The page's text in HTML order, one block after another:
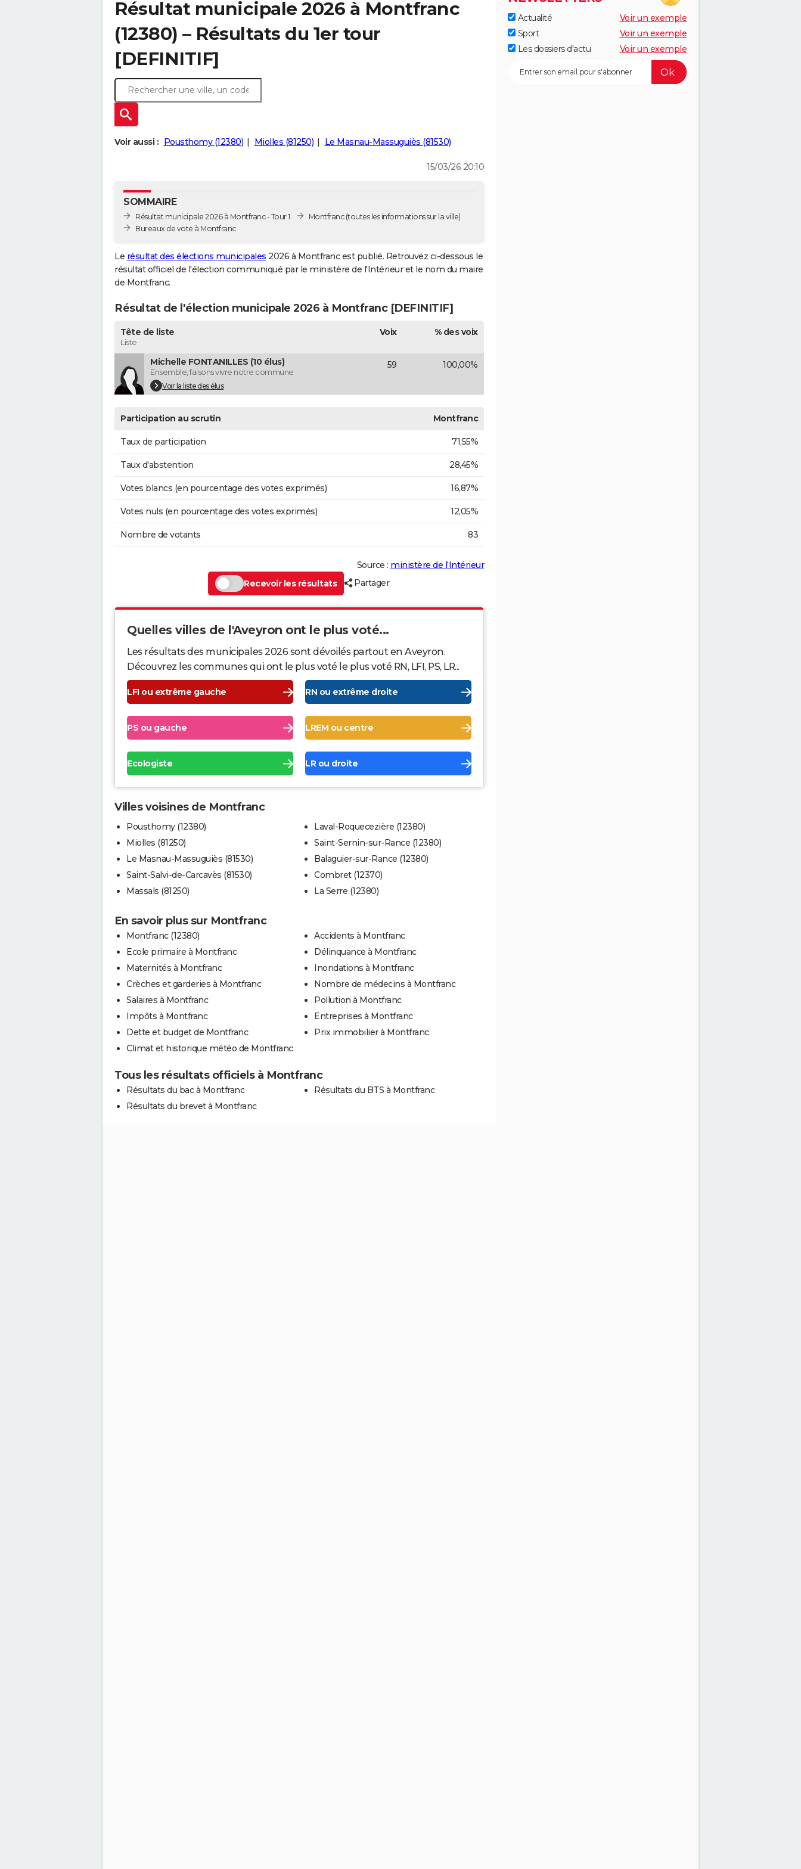
Résultat municipale 2026 à Montfranc
(12380) – Résultats du 1er tour
[DEFINITIF]
Voir aussi : Pousthomy (12380) Miolles (81250) Le Masnau-Massuguiès (81530)
15/03/26 20:10
SOMMAIRE
Résultat municipale 2026 à Montfranc - Tour 1
Bureaux de vote à Montfranc
Montfranc(toutes les informations sur la ville)
Le résultat des élections municipales 2026 à Montfranc est publié. Retrouvez ci-dessous le
résultat officiel de l'élection communiqué par le ministère de l'Intérieur et le nom du maire
de Montfranc.
Résultat de l'élection municipale 2026 à Montfranc [DEFINITIF]
Tête de liste
Liste
Voix % des voix
Michelle FONTANILLES (10 élus)
Ensemble, faisons vivre notre commune
Voir la liste des élus
59 100,00%
Participation au scrutin Montfranc
Taux de participation 71,55%
Taux d'abstention 28,45%
Votes blancs (en pourcentage des votes exprimés) 16,87%
Votes nuls (en pourcentage des votes exprimés) 12,05%
Nombre de votants 83
Source : ministère de l’Intérieur
Recevoir les résultats
Partager
Quelles villes de l'Aveyron ont le plus voté...
Les résultats des municipales 2026 sont dévoilés partout en Aveyron.
Découvrez les communes qui ont le plus voté le plus voté RN, LFI, PS, LR...
LFI ou extrême gauche RN ou extrême droite
PS ou gauche LREM ou centre
Ecologiste LR ou droite
Villes voisines de Montfranc
Pousthomy (12380)
Miolles (81250)
Le Masnau-Massuguiès (81530)
Saint-Salvi-de-Carcavès (81530)
Massals (81250)
Laval-Roquecezière (12380)
Saint-Sernin-sur-Rance (12380)
Balaguier-sur-Rance (12380)
Combret (12370)
La Serre (12380)
En savoir plus sur Montfranc
Montfranc (12380)
Ecole primaire à Montfranc
Maternités à Montfranc
Crèches et garderies à Montfranc
Salaires à Montfranc
Impôts à Montfranc
Dette et budget de Montfranc
Climat et historique météo de Montfranc
Accidents à Montfranc
Délinquance à Montfranc
Inondations à Montfranc
Nombre de médecins à Montfranc
Pollution à Montfranc
Entreprises à Montfranc
Prix immobilier à Montfranc
Tous les résultats officiels à Montfranc
Résultats du bac à Montfranc
Résultats du brevet à Montfranc
Résultats du BTS à Montfranc
Actualité
Voir un exemple
Sport
Voir un exemple
Les dossiers d'actu
Voir un exemple